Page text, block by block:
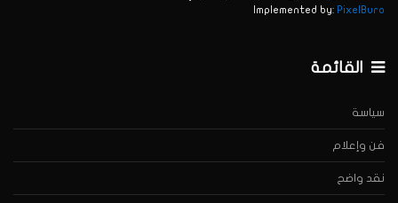
Implemented by: PixelBuro
القائمة
سياسة
فن وإعلام
نقد واضح